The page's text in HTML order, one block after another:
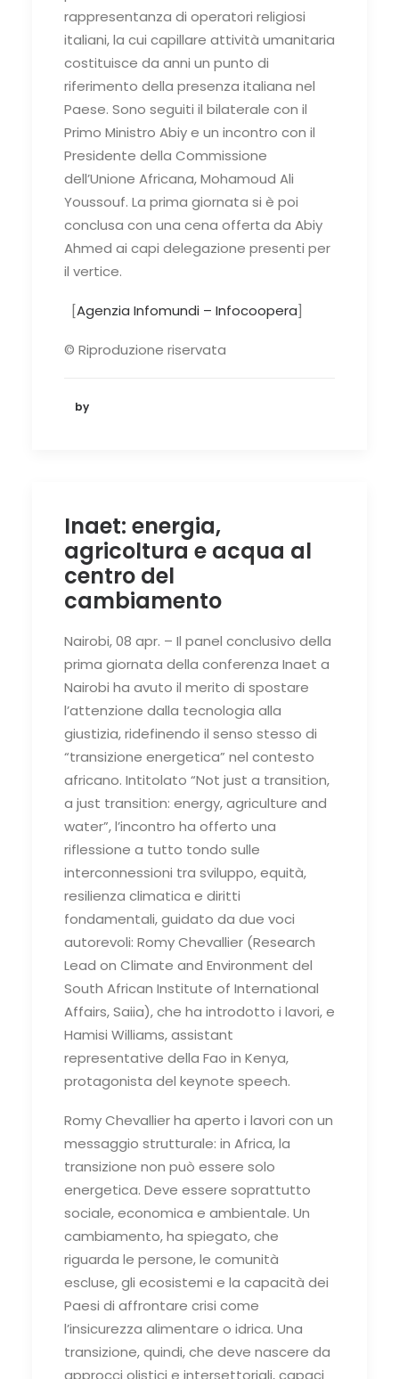
rappresentanza di operatori religiosi
italiani, la cui capillare attività umanitaria
costituisce da anni un punto di
riferimento della presenza italiana nel
Paese. Sono seguiti il bilaterale con il
Primo Ministro Abiy e un incontro con il
Presidente della Commissione
dell’Unione Africana, Mohamoud Ali
Youssouf. La prima giornata si è poi
conclusa con una cena offerta da Abiy
Ahmed ai capi delegazione presenti per
il vertice.
[Agenzia Infomundi – Infocoopera]
© Riproduzione riservata
by
Inaet: energia,
agricoltura e acqua al
centro del
cambiamento
Nairobi, 08 apr. – Il panel conclusivo della
prima giornata della conferenza Inaet a
Nairobi ha avuto il merito di spostare
l’attenzione dalla tecnologia alla
giustizia, ridefinendo il senso stesso di
“transizione energetica” nel contesto
africano. Intitolato “Not just a transition,
a just transition: energy, agriculture and
water”, l’incontro ha offerto una
riflessione a tutto tondo sulle
interconnessioni tra sviluppo, equità,
resilienza climatica e diritti
fondamentali, guidato da due voci
autorevoli: Romy Chevallier (Research
Lead on Climate and Environment del
South African Institute of International
Affairs, Saiia), che ha introdotto i lavori, e
Hamisi Williams, assistant
representative della Fao in Kenya,
protagonista del keynote speech.
Romy Chevallier ha aperto i lavori con un
messaggio strutturale: in Africa, la
transizione non può essere solo
energetica. Deve essere soprattutto
sociale, economica e ambientale. Un
cambiamento, ha spiegato, che
riguarda le persone, le comunità
escluse, gli ecosistemi e la capacità dei
Paesi di affrontare crisi come
l’insicurezza alimentare o idrica. Una
transizione, quindi, che deve nascere da
approcci olistici e intersettoriali, capaci